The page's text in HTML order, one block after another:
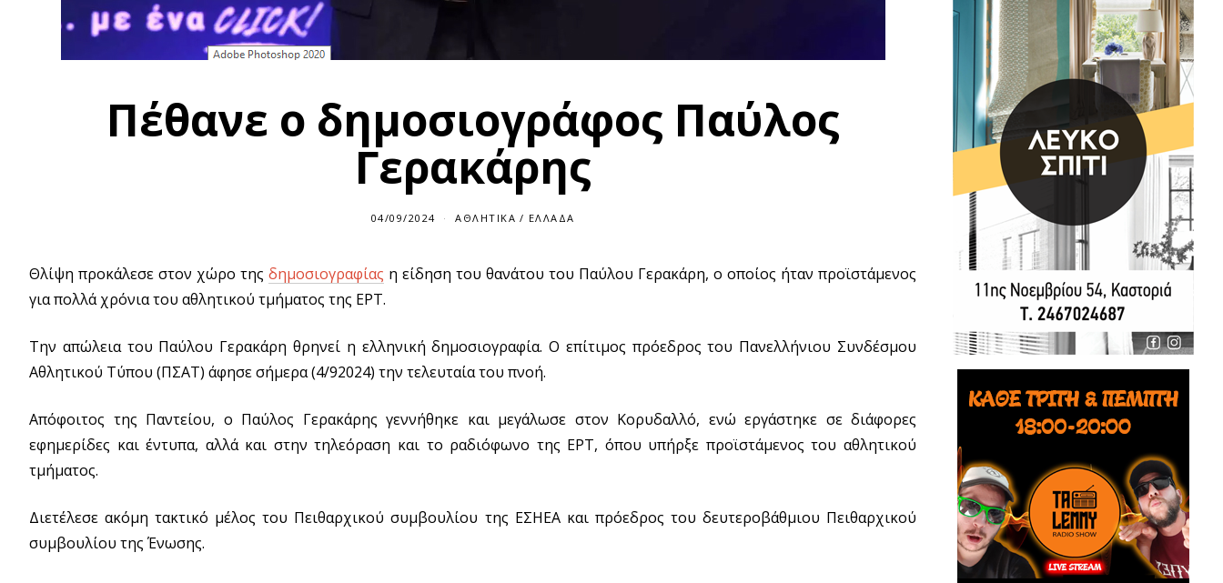
Πέθανε ο δημοσιογράφος Παύλος
Γερακάρης
04/09/2024 ΑΘΛΗΤΙΚΆ / ΕΛΛΆΔΑ
Θλίψη προκάλεσε στον χώρο της δημοσιογραφίας η είδηση του θανάτου του Παύλου Γερακάρη, ο οποίος ήταν προϊστάμενος
για πολλά χρόνια του αθλητικού τμήματος της ΕΡΤ.
Την απώλεια του Παύλου Γερακάρη θρηνεί η ελληνική δημοσιογραφία. Ο επίτιμος πρόεδρος του Πανελλήνιου Συνδέσμου
Αθλητικού Τύπου (ΠΣΑΤ) άφησε σήμερα (4/92024) την τελευταία του πνοή.
Απόφοιτος της Παντείου, ο Παύλος Γερακάρης γεννήθηκε και μεγάλωσε στον Κορυδαλλό, ενώ εργάστηκε σε διάφορες
εφημερίδες και έντυπα, αλλά και στην τηλεόραση και το ραδιόφωνο της ΕΡΤ, όπου υπήρξε προϊστάμενος του αθλητικού
τμήματος.
Διετέλεσε ακόμη τακτικό μέλος του Πειθαρχικού συμβουλίου της ΕΣΗΕΑ και πρόεδρος του δευτεροβάθμιου Πειθαρχικού
συμβουλίου της Ένωσης.